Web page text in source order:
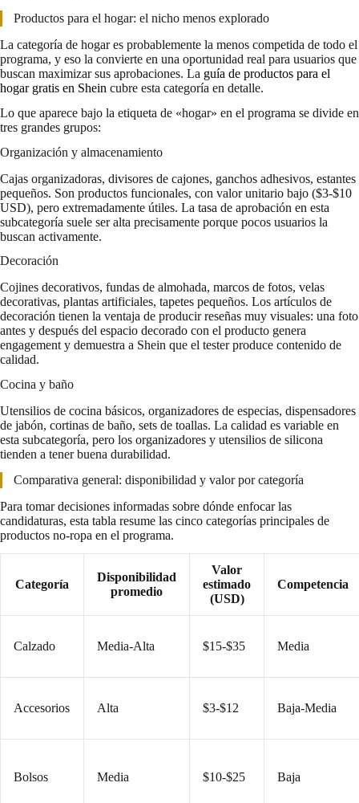
Productos para el hogar: el nicho menos explorado
La categoría de hogar es probablemente la menos competida de todo el
programa, y eso la convierte en una oportunidad real para usuarios que
buscan maximizar sus aprobaciones. La guía de productos para el
hogar gratis en Shein cubre esta categoría en detalle.
Lo que aparece bajo la etiqueta de «hogar» en el programa se divide en
tres grandes grupos:
Organización y almacenamiento
Cajas organizadoras, divisores de cajones, ganchos adhesivos, estantes
pequeños. Son productos funcionales, con valor unitario bajo ($3-$10
USD), pero extremadamente útiles. La tasa de aprobación en esta
subcategoría suele ser alta precisamente porque pocos usuarios la
buscan activamente.
Decoración
Cojines decorativos, fundas de almohada, marcos de fotos, velas
decorativas, plantas artificiales, tapetes pequeños. Los artículos de
decoración tienen la ventaja de producir reseñas muy visuales: una foto
antes y después del espacio decorado con el producto genera
engagement y demuestra a Shein que el tester produce contenido de
calidad.
Cocina y baño
Utensilios de cocina básicos, organizadores de especias, dispensadores
de jabón, cortinas de baño, sets de toallas. La calidad es variable en
esta subcategoría, pero los organizadores y utensilios de silicona
tienden a tener buena durabilidad.
Comparativa general: disponibilidad y valor por categoría
Para tomar decisiones informadas sobre dónde enfocar las
candidaturas, esta tabla resume las cinco categorías principales de
productos no-ropa en el programa.
Categoría
Disponibilidad
promedio
Valor
estimado
(USD)
Competencia
Calzado Media-Alta $15-$35 Media
Accesorios Alta $3-$12 Baja-Media
Bolsos Media $10-$25 Baja